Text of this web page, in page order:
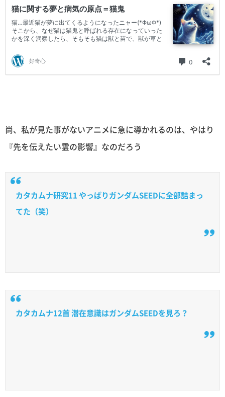
尚、私が見た事がないアニメに急に導かれるのは、やはり
『先を伝えたい霊の影響』なのだろう
カタカムナ研究11 やっぱりガンダムSEEDに全部詰まっ
てた（笑）
カタカムナ12首 潜在意識はガンダムSEEDを見ろ？